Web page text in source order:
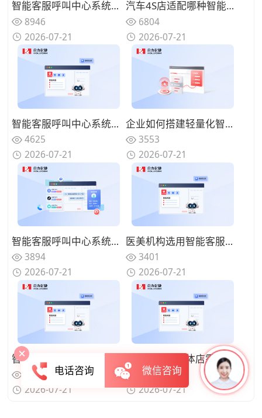
智能客服呼叫中心系统如何减少人工坐席压力？过滤重复性咨询问题
8946
2026-07-21
汽车4S店适配哪种智能客服呼叫中心系统？处理保养维修咨询来电
6804
2026-07-21
智能客服呼叫中心系统能否自动统计来电数据？梳理客户咨询热点
4625
2026-07-21
企业如何搭建轻量化智能客服呼叫中心系统？快速落地上线使用
3553
2026-07-21
智能客服呼叫中心系统支持文字语音同步接待吗？覆盖多渠道访客
3894
2026-07-21
医美机构选用智能客服呼叫中心系统有哪些优势？规范咨询沟通话术
3401
2026-07-21
3859
2026-07-21
客流量大的实体店需要智能客服呼叫中心系统吗？分流简单咨询来电
3479
2026-07-21
电话咨询 微信咨询